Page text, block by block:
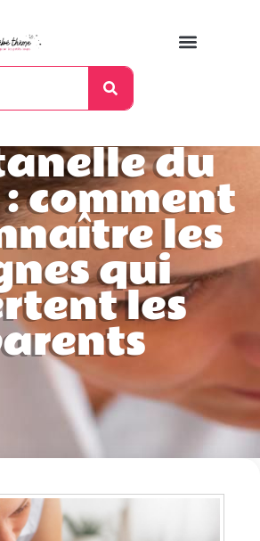
du
comment
les
qui
les